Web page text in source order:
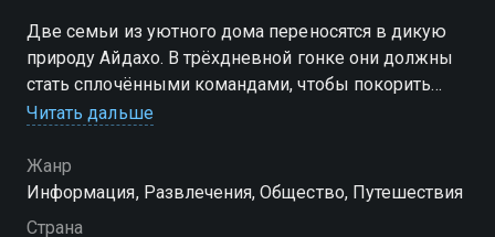
Две семьи из уютного дома переносятся в дикую
природу Айдахо. В трёхдневной гонке они должны
стать сплочёнными командами, чтобы покорить
вершину и забрать приз. По пути они обретут новые
Посмотреть онлайн 3 сезон сериала Проверка на
прочность вы можете совершенно бесплатно в
Читать дальше
Жанр
Информация, Развлечения, Общество, Путешествия
Страна